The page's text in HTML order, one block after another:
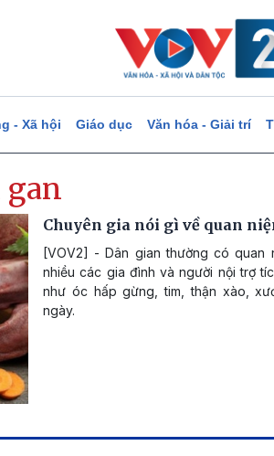
- Xã hội Giáo dục Văn hóa - Giải trí
Chuyên gia nói gì về quan
[VOV2] - Dân gian thường có quan
nhiều các gia đình và người nội trợ
như óc hấp gừng, tim, thận xào,
ngày.